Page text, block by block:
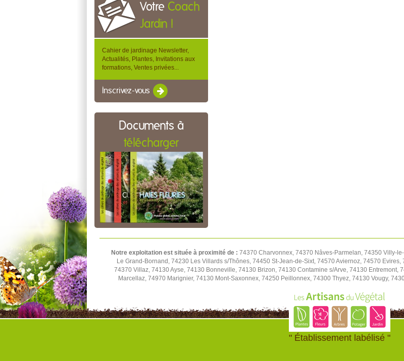
Votre Coach
Jardin !
Cahier de jardinage Newsletter,
Actualités, Plantes, Invitations aux
formations, Ventes privées...
Inscrivez-vous
Documents à
télécharger
Notre exploitation est située à proximité de : 74370 Charvonnex, 74370 Nâves-Parmelan, 74350 Villy-
Le Grand-Bornand, 74230 Les Villards s/Thônes, 74450 St-Jean-de-Sixt, 74570 Aviernoz, 74570
74370 Villaz, 74130 Ayse, 74130 Bonneville, 74130 Brizon, 74130 Contamine s/Arve, 74130 Entremont,
Marcellaz, 74970 Marignier, 74130 Mont-Saxonnex, 74250 Peillonnex, 74300 Thyez, 74130 Vougy,
" Établissement labélisé "